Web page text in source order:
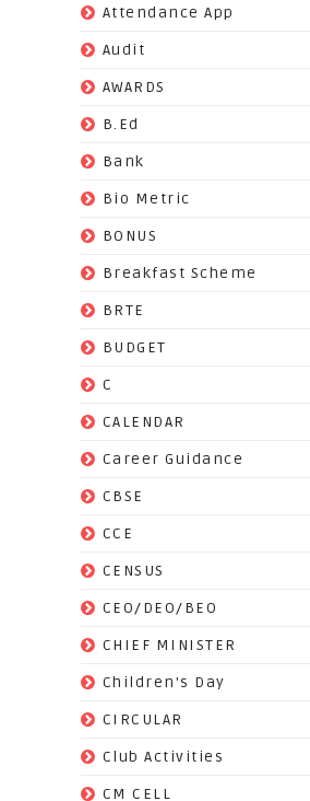
Attendance App
Audit
AWARDS
B.Ed
Bank
Bio Metric
BONUS
Breakfast Scheme
BRTE
BUDGET
C
CALENDAR
Career Guidance
CBSE
CCE
CENSUS
CEO/DEO/BEO
CHIEF MINISTER
Children's Day
CIRCULAR
Club Activities
CM CELL